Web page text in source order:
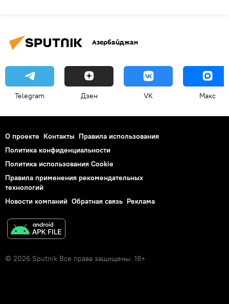
Азербайджан
Telegram Дзен VK Макс
О проекте Контакты Правила использования
Политика конфиденциальности
Политика использования Cookie
Правила применения рекомендательных
технологий
Новости компаний Обратная связь Реклама
© 2026 Sputnik Все права защищены. 18+